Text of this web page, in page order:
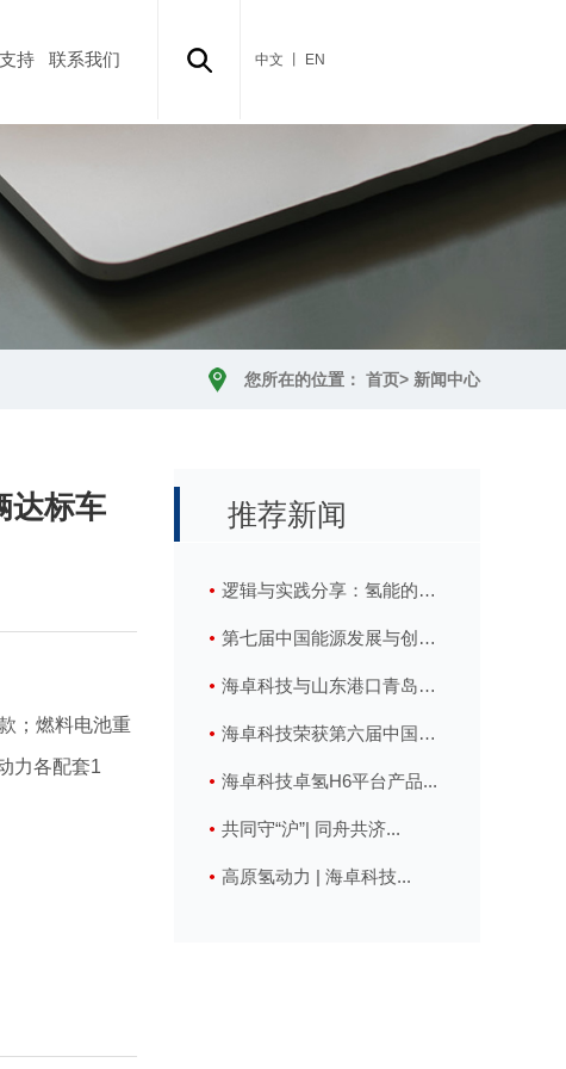
中文 丨 EN
持 联系我们
您所在的位置： 首页> 新闻中心
达标车
；燃料电池重
力各配套1
推荐新闻
逻辑与实践分享：氢能的
多...
第七届中国能源发展与创
新...
海卓科技与山东港口青岛
港...
海卓科技荣获第六届中国
新...
海卓科技卓氢H6平台产品...
共同守“沪”| 同舟共济...
高原氢动力 | 海卓科技...